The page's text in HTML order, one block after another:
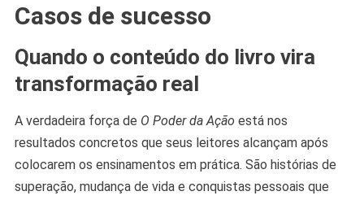
Casos de sucesso
Quando o conteúdo do livro vira
transformação real
A verdadeira força de O Poder da Ação está nos
resultados concretos que seus leitores alcançam após
colocarem os ensinamentos em prática. São histórias de
superação, mudança de vida e conquistas pessoais que